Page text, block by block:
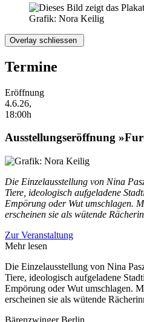
Grafik: Nora Keilig
Overlay schliessen
Termine
Eröffnung
4.6.26,
18:00h
Ausstellungseröffnung
Die Einzelausstellung von Nina
Tiere, ideologisch aufgeladene
Empörung oder Wut umschlagen.
erscheinen sie als wütende
Zur Veranstaltung
Mehr lesen
Die Einzelausstellung von Nina
Tiere, ideologisch aufgeladene
Empörung oder Wut umschlagen.
erscheinen sie als wütende